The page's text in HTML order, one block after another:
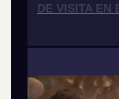
DE VISITA EN